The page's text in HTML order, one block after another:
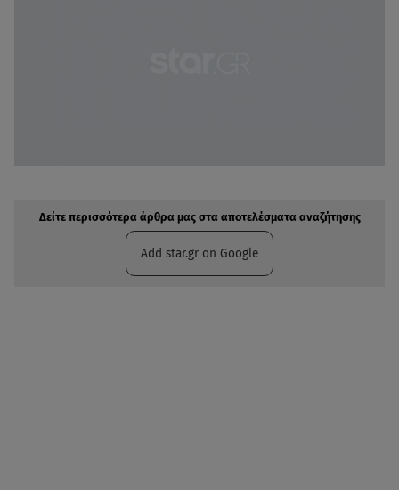
Δείτε περισσότερα άρθρα μας στα αποτελέσματα αναζήτησης
Add star.gr on Google